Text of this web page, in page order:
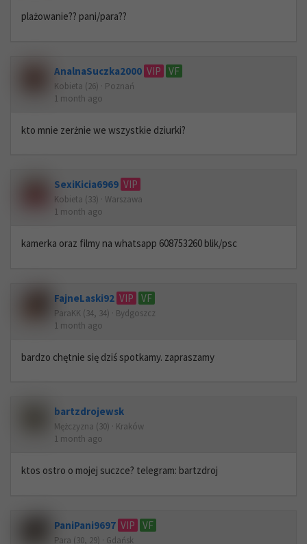
plażowanie?? pani/para??
AnalnaSuczka2000 VIP VF
Kobieta (26) · Poznań
1 month ago
kto mnie zerżnie we wszystkie dziurki?
SexiKicia6969 VIP
Kobieta (33) · Warszawa
1 month ago
kamerka oraz filmy na whatsapp 608753260 blik/psc
FajneLaski92 VIP VF
ParaKK (34, 34) · Bydgoszcz
1 month ago
bardzo chętnie się dziś spotkamy. zapraszamy
bartzdrojewsk
Mężczyzna (30) · Kraków
1 month ago
ktos ostro o mojej suczce? telegram: bartzdroj
PaniPani9697 VIP VF
Para (30, 29) · Gdańsk